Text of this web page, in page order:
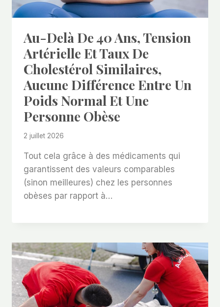
Au-Delà De 40 Ans, Tension
Artérielle Et Taux De
Cholestérol Similaires,
Aucune Différence Entre Un
Poids Normal Et Une
Personne Obèse
2 juillet 2026
Tout cela grâce à des médicaments qui
garantissent des valeurs comparables
(sinon meilleures) chez les personnes
obèses par rapport à…